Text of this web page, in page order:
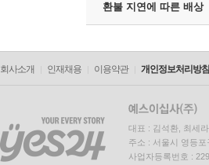
환불 지연에 따른 배상
회사소개 인재채용 이용약관 개인정보처리방침
대표 : 김석환, 최세라
주소 : 서울시 영등
사업자등록번호 :